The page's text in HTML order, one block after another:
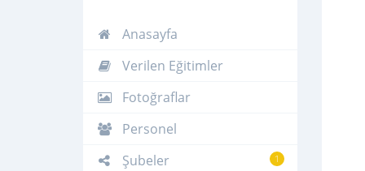
Anasayfa
Verilen Eğitimler
Fotoğraflar
Personel
1
Şubeler